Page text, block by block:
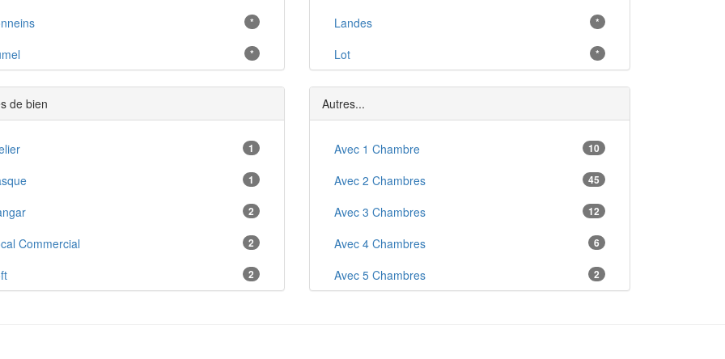
*
*
*
de-Guyenne *
*
*
d'Agenais *
*
Sylvestre-sur-Lot *
Landes *
Lot *
de bien
1
1
2
Commercial 2
2
Autres...
Avec 1 Chambre 10
Avec 2 Chambres 45
Avec 3 Chambres 12
Avec 4 Chambres 6
Avec 5 Chambres 2